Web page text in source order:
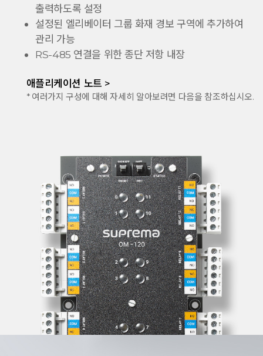
출력하도록 설정
설정된 엘리베이터 그룹 화재 경보 구역에 추가하여
관리 가능
RS-485 연결을 위한 종단 저항 내장
애플리케이션 노트 >
* 여러가지 구성에 대해 자세히 알아보려면 다음을 참조하십시오.